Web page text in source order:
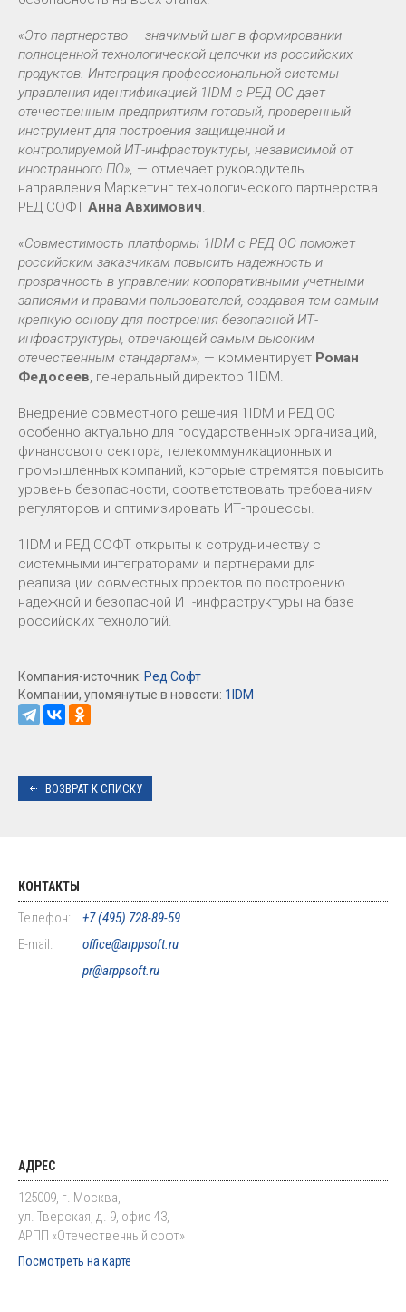
«Это партнерство — значимый шаг в формировании
полноценной технологической цепочки из российских
продуктов. Интеграция профессиональной системы
управления идентификацией 1IDM с РЕД ОС дает
отечественным предприятиям готовый, проверенный
инструмент для построения защищенной и
контролируемой ИТ-инфраструктуры, независимой от
иностранного ПО», — отмечает руководитель
направления Маркетинг технологического партнерства
РЕД СОФТ Анна Авхимович.
«Совместимость платформы 1IDM c РЕД ОС поможет
российским заказчикам повысить надежность и
прозрачность в управлении корпоративными учетными
записями и правами пользователей, создавая тем самым
крепкую основу для построения безопасной ИТ-
инфраструктуры, отвечающей самым высоким
отечественным стандартам», — комментирует Роман
Федосеев, генеральный директор 1IDM.
Внедрение совместного решения 1IDM и РЕД ОС
особенно актуально для государственных организаций,
финансового сектора, телекоммуникационных и
промышленных компаний, которые стремятся повысить
уровень безопасности, соответствовать требованиям
регуляторов и оптимизировать ИТ-процессы.
1IDM и РЕД СОФТ открыты к сотрудничеству с
системными интеграторами и партнерами для
реализации совместных проектов по построению
надежной и безопасной ИТ-инфраструктуры на базе
российских технологий.
Компания-источник: Ред Софт
Компании, упомянутые в новости: 1IDM
ВОЗВРАТ К СПИСКУ
КОНТАКТЫ
Телефон:
+7 (495) 728-89-59
E-mail:
office@arppsoft.ru
pr@arppsoft.ru
АДРЕС
125009, г. Москва,
ул. Тверская, д. 9, офис 43,
АРПП «Отечественный софт»
Посмотреть на карте